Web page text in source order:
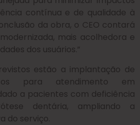
contínua e de qualidade à
da obra, o CEO contará
mais acolhedora e
dos usuários.”
estão a implantação de
para atendimento em
a pacientes com deficiência
dentária, ampliando a
do serviço.